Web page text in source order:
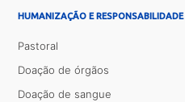
HUMANIZAÇÃO E RESPONSABILIDADE
Pastoral
Doação de órgãos
Doação de sangue